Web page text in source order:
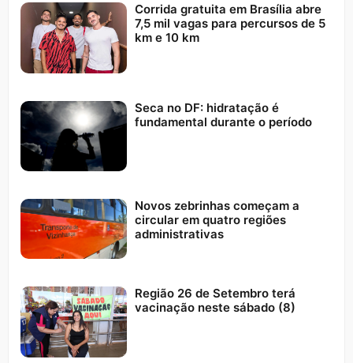
Corrida gratuita em Brasília abre
7,5 mil vagas para percursos de 5
km e 10 km
Seca no DF: hidratação é
fundamental durante o período
Novos zebrinhas começam a
circular em quatro regiões
administrativas
Região 26 de Setembro terá
vacinação neste sábado (8)